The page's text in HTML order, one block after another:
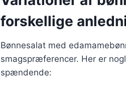
forskellige
Bønnesalat med
smagspræferencer. Her er
spændende: